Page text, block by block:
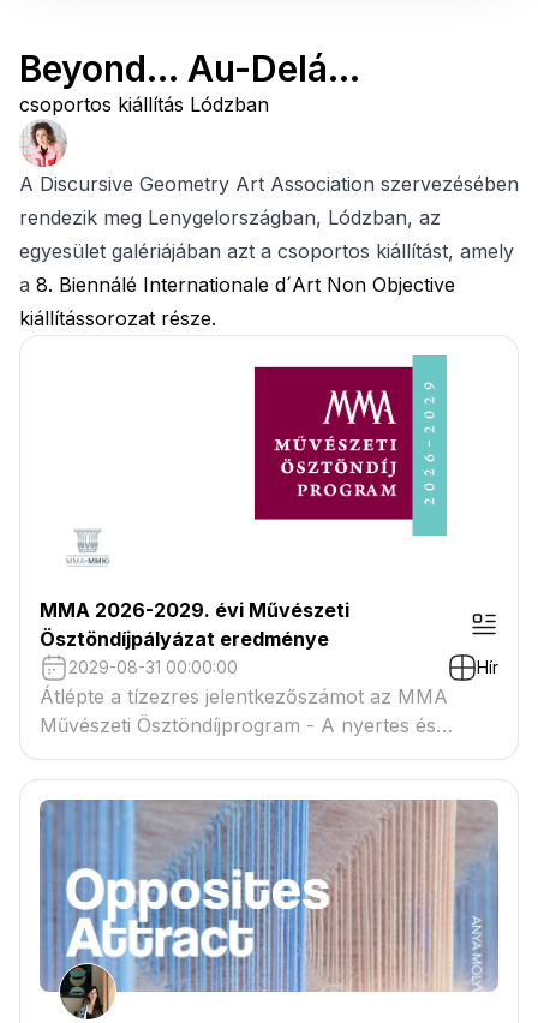
Beyond... Au-Delá...
csoportos kiállítás Lódzban
A Discursive Geometry Art Association szervezésében
rendezik meg Lenygelországban, Lódzban, az
egyesület galériájában azt a csoportos kiállítást, amely
a 8. Biennálé Internationale d´Art Non Objective
kiállítássorozat része.
MMA 2026-2029. évi Művészeti
Ösztöndíjpályázat eredménye
2029-08-31 00:00:00 Hír
Átlépte a tízezres jelentkezőszámot az MMA
Művészeti Ösztöndíjprogram - A nyertes és
tartaléklistás pályázók névsora megtekinthető a
csatolmányban